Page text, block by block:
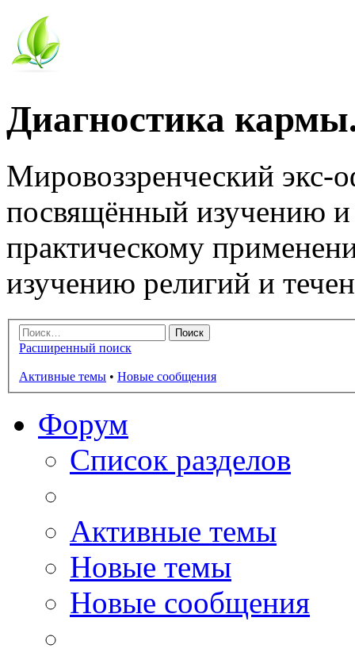
Диагностика
Мировоззренческий
посвящённый изучению
практическому
изучению религий и
Расширенный поиск
Активные темы • Новые сообщения
Форум
Список разделов
Активные темы
Новые темы
Новые сообщения